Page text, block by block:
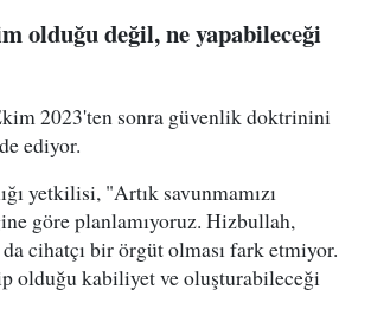
olduğu değil, ne yapabileceği
2023'ten sonra güvenlik doktrinini
ediyor.
yetkilisi, "Artık savunmamızı
göre planlamıyoruz. Hizbullah,
cihatçı bir örgüt olması fark etmiyor.
olduğu kabiliyet ve oluşturabileceği